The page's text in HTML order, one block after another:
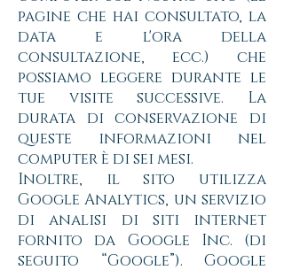
pagine che hai consultato, la
data e l'ora della
consultazione, ecc.) che
possiamo leggere durante le
tue visite successive. La
durata di conservazione di
queste informazioni nel
computer è di sei mesi.
Inoltre, il sito utilizza
Google Analytics, un servizio
di analisi di siti internet
fornito da Google Inc. (di
seguito “Google”). Google